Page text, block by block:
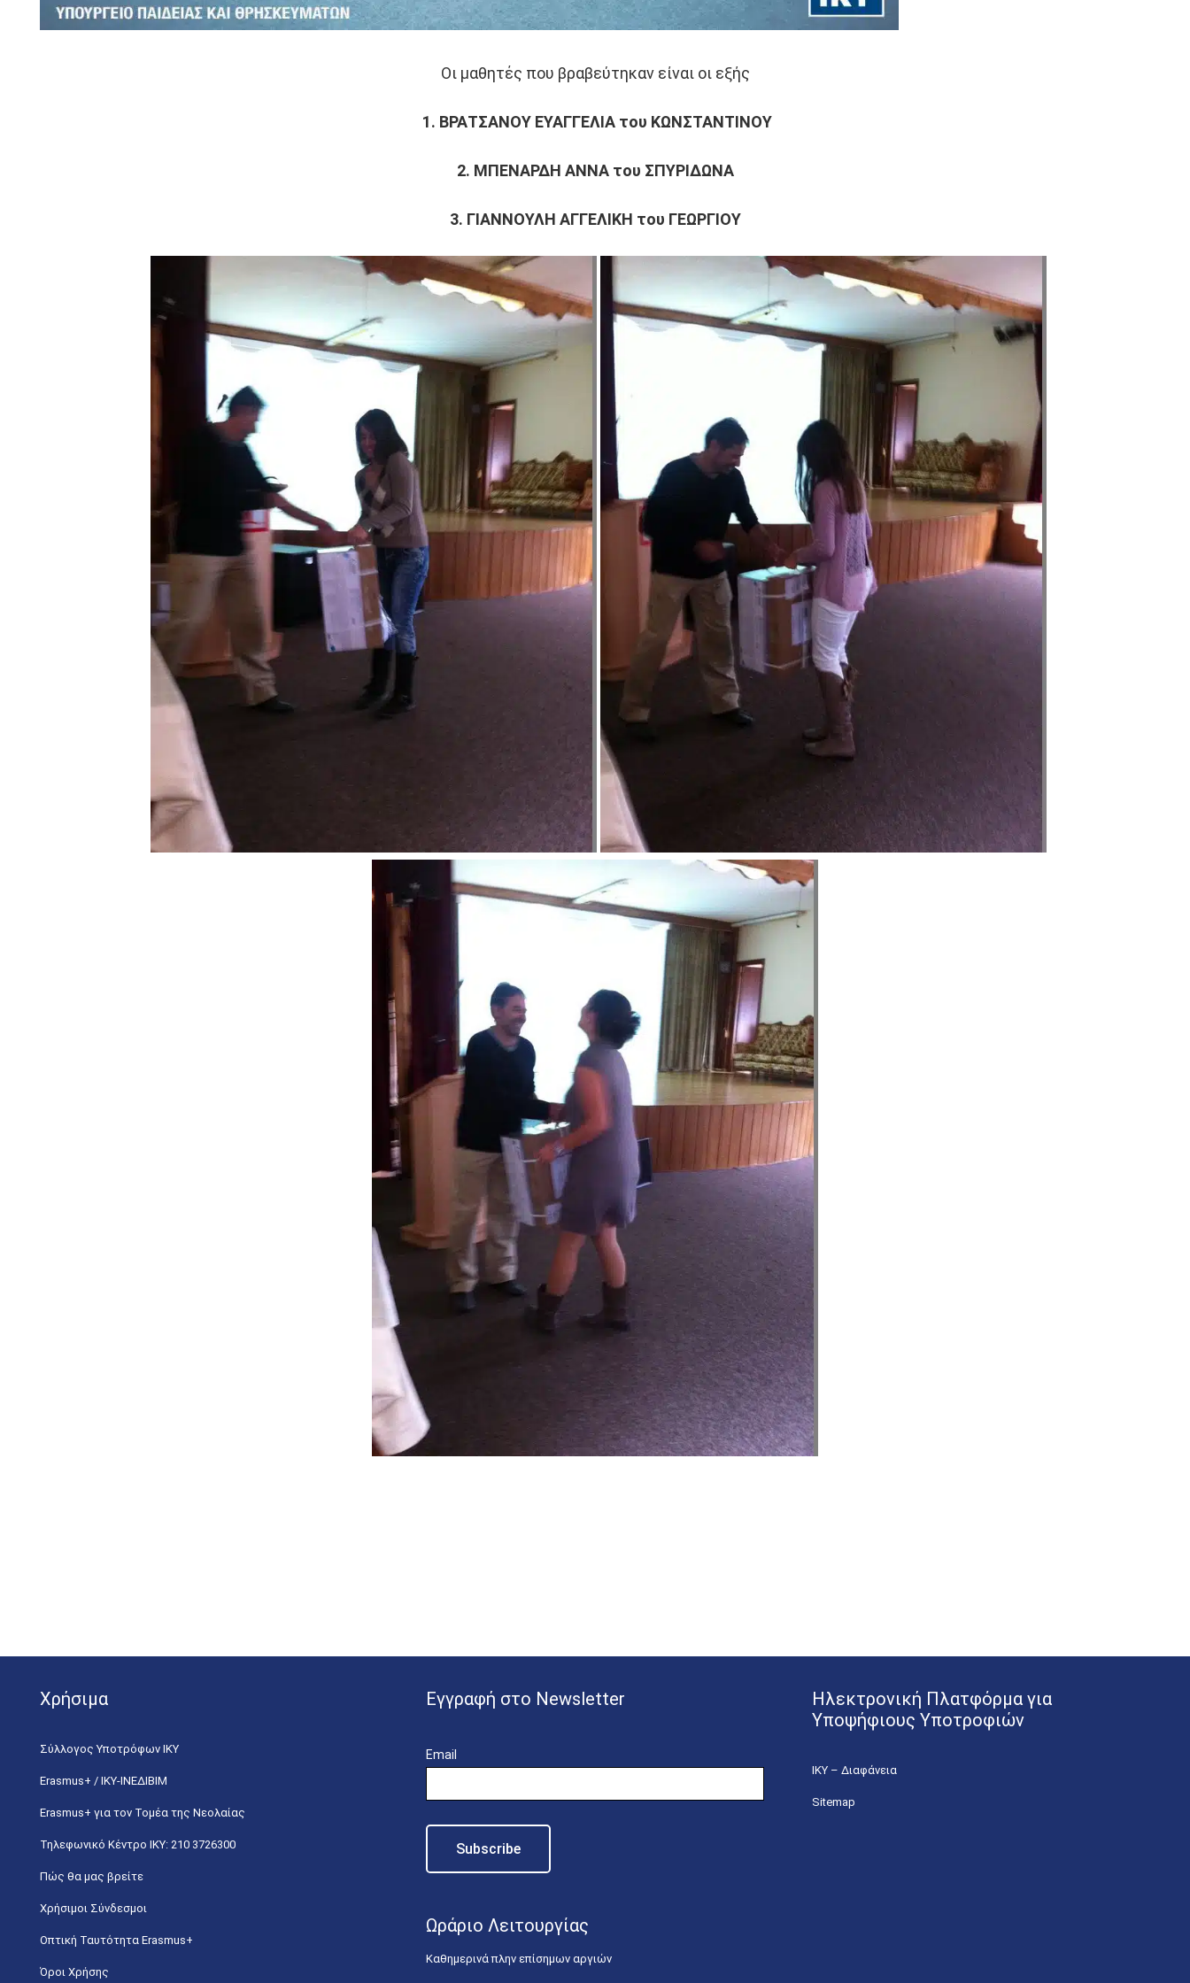
Οι μαθητές που βραβεύτηκαν είναι οι εξής
1. ΒΡΑΤΣΑΝΟΥ ΕΥΑΓΓΕΛΙΑ του ΚΩΝΣΤΑΝΤΙΝΟΥ
2. ΜΠΕΝΑΡΔΗ ΑΝΝΑ του ΣΠΥΡΙΔΩΝΑ
3. ΓΙΑΝΝΟΥΛΗ ΑΓΓΕΛΙΚΗ του ΓΕΩΡΓΙΟΥ
Χρήσιμα
Σύλλογος Υποτρόφων ΙΚΥ
Erasmus+ / ΙΚΥ-ΙΝΕΔΙΒΙΜ
Erasmus+ για τον Τομέα της Νεολαίας
Τηλεφωνικό Κέντρο IKY: 210 3726300
Πώς θα μας βρείτε
Χρήσιμοι Σύνδεσμοι
Οπτική Ταυτότητα Erasmus+
Όροι Χρήσης
Εγγραφή στο Newsletter
Email
Ωράριο Λειτουργίας
Καθημερινά πλην επίσημων αργιών
Ηλεκτρονική Πλατφόρμα για
Υποψήφιους Υποτροφιών
ΙΚΥ – Διαφάνεια
Sitemap